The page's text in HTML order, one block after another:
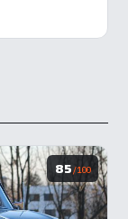
85/100